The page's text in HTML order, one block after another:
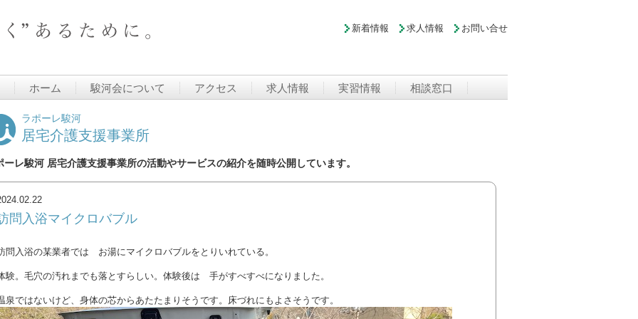
新着情報 求人情報 お問い合せ
ホーム 駿河会について アクセス 求人情報 実習情報 相談窓口
ラポーレ駿河
居宅介護支援事業所
ーレ駿河 居宅介護支援事業所の活動やサービスの紹介を随時公開しています。
問入浴マイクロバブル
問入浴の某業者では お湯にマイクロバブルをとりいれている。
験。毛穴の汚れまでも落とすらしい。体験後は 手がすべすべになりました。
泉ではないけど、身体の芯からあたたまりそうです。床づれにもよさそうです。